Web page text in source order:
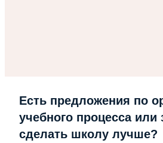
Есть предложения по
учебного процесса или
сделать школу лучше?